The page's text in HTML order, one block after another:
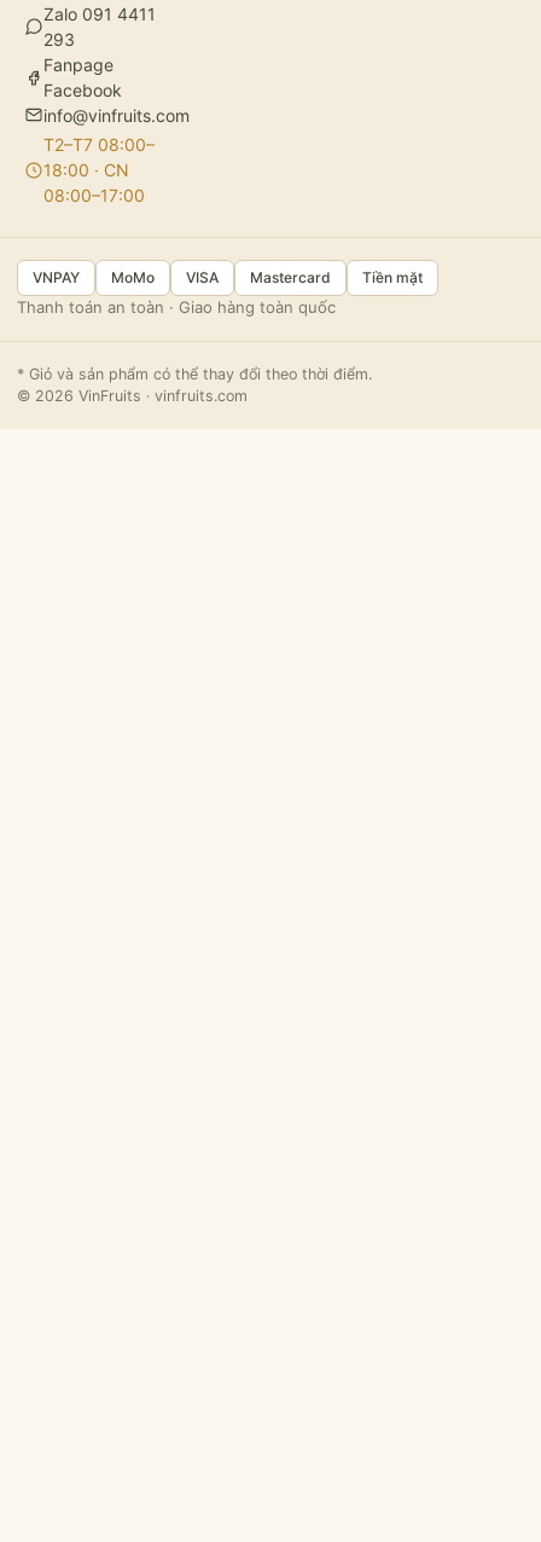
Zalo 091 4411
293
Fanpage
Facebook
info@vinfruits.com
T2–T7 08:00–
18:00 · CN
08:00–17:00
VNPAY MoMo VISA Mastercard Tiền mặt
Thanh toán an toàn · Giao hàng toàn quốc
* Giỏ và sản phẩm có thể thay đổi theo thời điểm.
© 2026 VinFruits · vinfruits.com